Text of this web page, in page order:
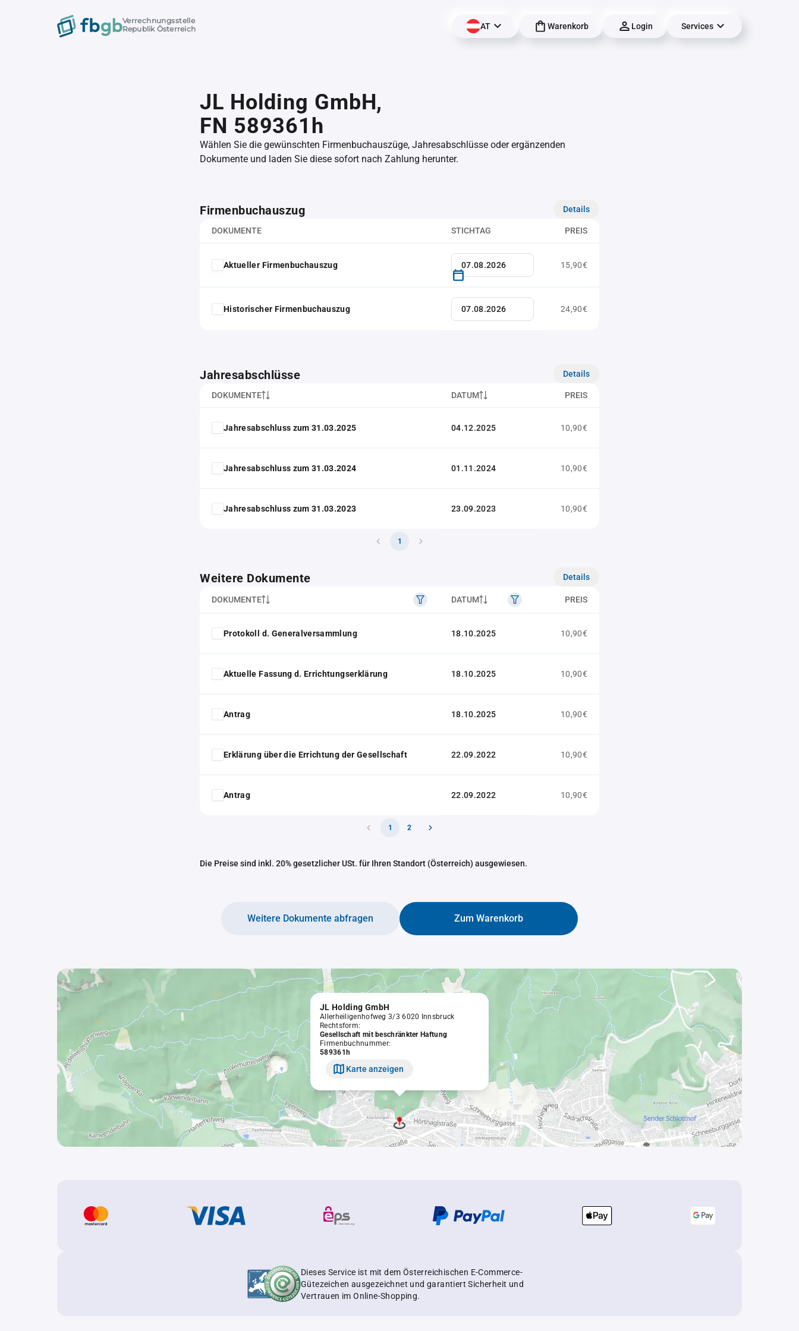
Verrechnungsstelle
Republik Österreich
AT Warenkorb Login Services
JL Holding GmbH,
FN 589361h
Wählen Sie die gewünschten Firmenbuchauszüge, Jahresabschlüsse oder ergänzenden
Dokumente und laden Sie diese sofort nach Zahlung herunter.
Firmenbuchauszug Details
DOKUMENTE STICHTAG PREIS
Aktueller Firmenbuchauszug 15,90€
Historischer Firmenbuchauszug 24,90€
Jahresabschlüsse Details
DOKUMENTE DATUM PREIS
Jahresabschluss zum 31.03.2025 04.12.2025 10,90€
Jahresabschluss zum 31.03.2024 01.11.2024 10,90€
Jahresabschluss zum 31.03.2023 23.09.2023 10,90€
1
Weitere Dokumente Details
DOKUMENTE DATUM PREIS
Protokoll d. Generalversammlung 18.10.2025 10,90€
Aktuelle Fassung d. Errichtungserklärung 18.10.2025 10,90€
Antrag 18.10.2025 10,90€
Erklärung über die Errichtung der Gesellschaft 22.09.2022 10,90€
Antrag 22.09.2022 10,90€
1 2
Die Preise sind inkl. 20% gesetzlicher USt. für Ihren Standort (Österreich) ausgewiesen.
Zum Warenkorb
Weitere Dokumente abfragen
JL Holding GmbH
Allerheiligenhofweg 3/3 6020 Innsbruck
Rechtsform:
Gesellschaft mit beschränkter Haftung
Firmenbuchnummer:
589361h
Karte anzeigen
Dieses Service ist mit dem Österreichischen E-Commerce-
Gütezeichen ausgezeichnet und garantiert Sicherheit und
Vertrauen im Online-Shopping.